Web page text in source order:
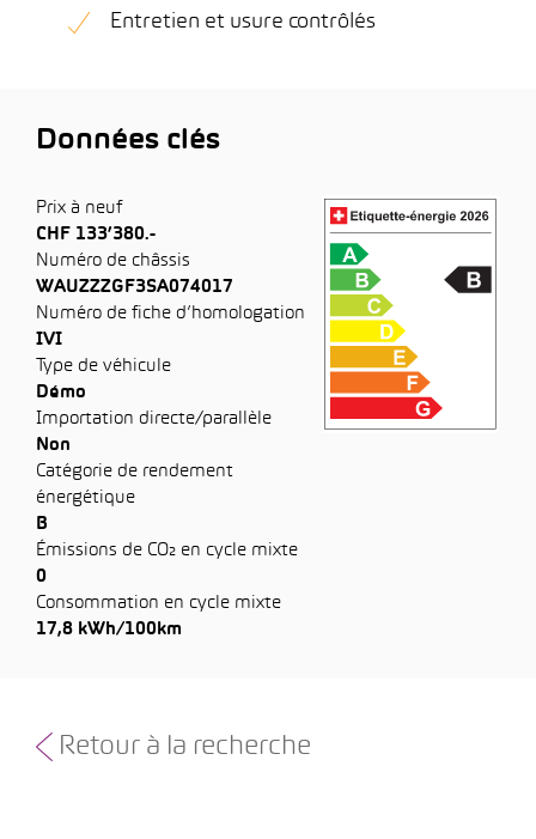
Entretien et usure contrôlés
Données clés
Prix à neuf
CHF 133’380.-
Numéro de châssis
WAUZZZGF3SA074017
Numéro de fiche d’homologation
IVI
Type de véhicule
Démo
Importation directe/parallèle
Non
Catégorie de rendement
énergétique
B
Émissions de CO₂ en cycle mixte
0
Consommation en cycle mixte
17,8 kWh/100km
Retour à la recherche